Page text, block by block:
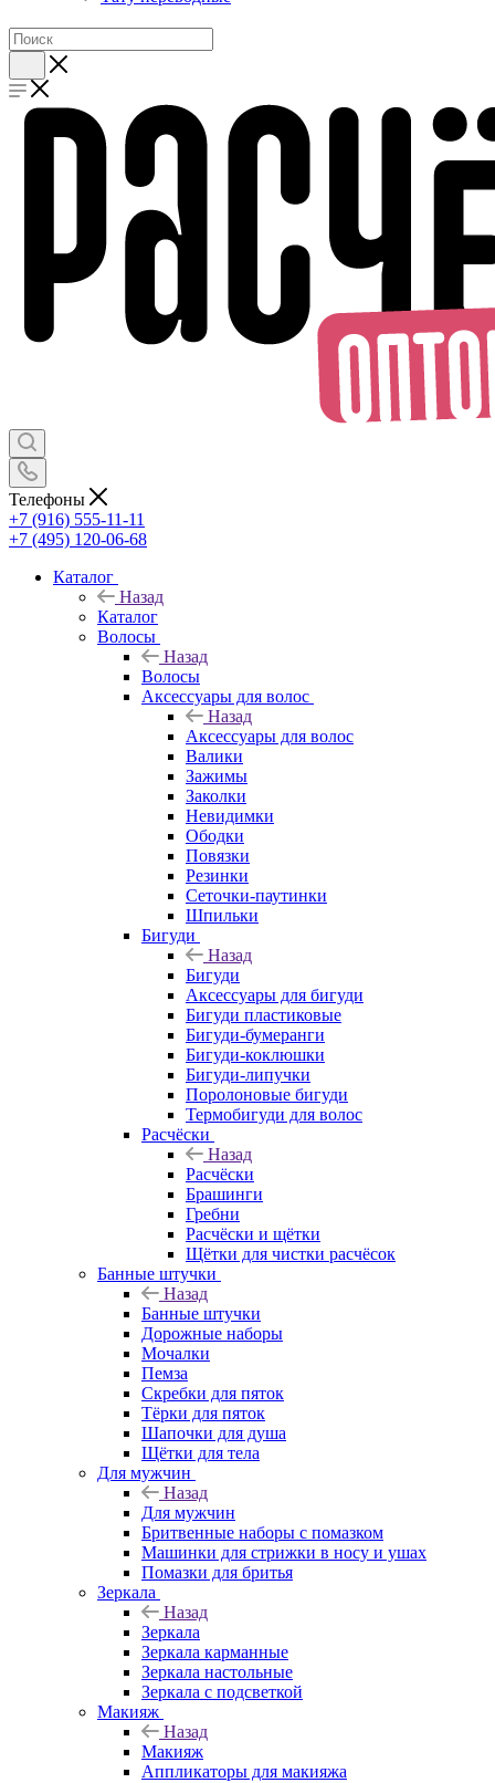
Телефоны
+7 (916) 555-11-11
+7 (495) 120-06-68
Каталог
Назад
Каталог
Волосы
Назад
Волосы
Аксессуары для волос
Назад
Аксессуары для волос
Валики
Зажимы
Заколки
Невидимки
Ободки
Повязки
Резинки
Сеточки-паутинки
Шпильки
Бигуди
Назад
Бигуди
Аксессуары для бигуди
Бигуди пластиковые
Бигуди-бумеранги
Бигуди-коклюшки
Бигуди-липучки
Поролоновые бигуди
Термобигуди для волос
Расчёски
Назад
Расчёски
Брашинги
Гребни
Расчёски и щётки
Щётки для чистки расчёсок
Банные штучки
Назад
Банные штучки
Дорожные наборы
Мочалки
Пемза
Скребки для пяток
Тёрки для пяток
Шапочки для душа
Щётки для тела
Для мужчин
Назад
Для мужчин
Бритвенные наборы с помазком
Машинки для стрижки в носу и ушах
Помазки для бритья
Зеркала
Назад
Зеркала
Зеркала карманные
Зеркала настольные
Зеркала с подсветкой
Макияж
Назад
Макияж
Аппликаторы для макияжа